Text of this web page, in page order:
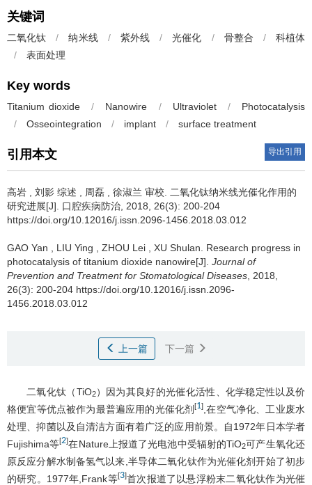
关键词
二氧化钛 / 纳米线 / 紫外线 / 光催化 / 骨整合 /
科植体
/
表面处理
Key words
Titanium dioxide / Nanowire / Ultraviolet /
Photocatalysis
/
Osseointegration / implant / surface treatment
引用本文 导出引用
高岩 刘影 综述 周磊 徐淑兰 审校
二氧化钛纳米线光催化作用的
研究进展[J]. 口腔疾病防治, 2018, 26(3): 200-204
https://doi.org/10.12016/j.issn.2096-1456.2018.03.012
GAO Yan LIU Ying ZHOU Lei XU Shulan
Research progress in
photocatalysis of titanium dioxide nanowire[J]. Journal of
Prevention and Treatment for Stomatological Diseases , 2018,
26(3): 200-204 https://doi.org/10.12016/j.issn.2096-
1456.2018.03.012
上一篇 下一篇
二氧化钛（TiO2）因为其良好的光催化活性、化学稳定性以及价
格便宜等优点被作为最普遍应用的光催化剂[1] ,在空气净化、工业废水
处理、抑菌以及自清洁方面有着广泛的应用前景。自1972年日本学者
Fujishima等[2]在Nature上报道了光电池中受辐射的TiO2可产生氧化还
原反应分解水制备氢气以来,半导体二氧化钛作为光催化剂开始了初步
的研究。1977年,Frank等[3]首次报道了以悬浮粉末二氧化钛作为光催